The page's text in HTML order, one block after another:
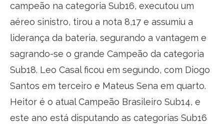
campeão na categoria Sub16, executou um
aéreo sinistro, tirou a nota 8,17 e assumiu a
liderança da bateria, segurando a vantagem e
sagrando-se o grande Campeão da categoria
Sub18. Leo Casal ficou em segundo, com Diogo
Santos em terceiro e Mateus Sena em quarto.
Heitor é o atual Campeão Brasileiro Sub14, e
este ano está disputando as categorias Sub16